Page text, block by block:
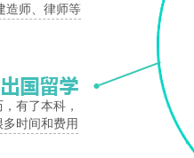
造师、律师等
有了本科，
时间和费用